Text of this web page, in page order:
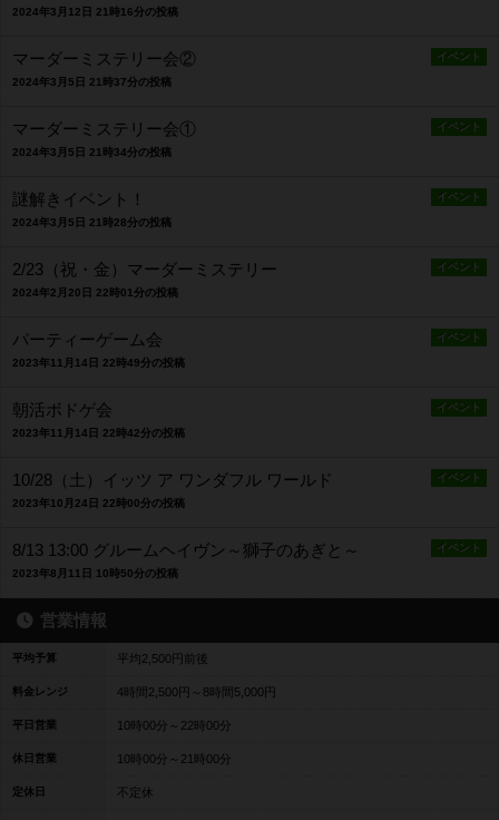
2024年3月12日 21時16分の投稿
イベント
マーダーミステリー会②
2024年3月5日 21時37分の投稿
イベント
マーダーミステリー会①
2024年3月5日 21時34分の投稿
イベント
謎解きイベント！
2024年3月5日 21時28分の投稿
イベント
2/23（祝・金）マーダーミステリー
2024年2月20日 22時01分の投稿
イベント
パーティーゲーム会
2023年11月14日 22時49分の投稿
イベント
朝活ボドゲ会
2023年11月14日 22時42分の投稿
イベント
10/28（土）イッツ ア ワンダフル ワールド
2023年10月24日 22時00分の投稿
イベント
8/13 13:00 グルームヘイヴン～獅子のあぎと～
2023年8月11日 10時50分の投稿
営業情報
平均予算 平均2,500円前後
料金レンジ 4時間2,500円～8時間5,000円
平日営業 10時00分～22時00分
休日営業 10時00分～21時00分
定休日 不定休